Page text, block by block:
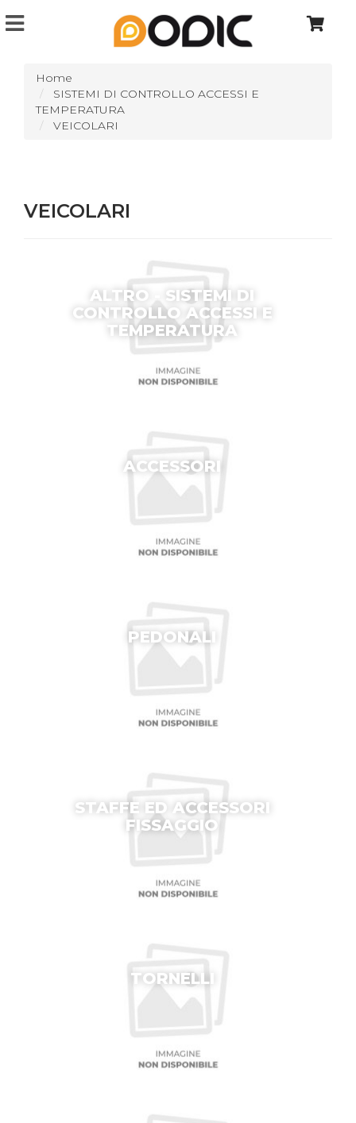
Home
SISTEMI DI CONTROLLO ACCESSI E
TEMPERATURA
VEICOLARI
VEICOLARI
ALTRO - SISTEMI DI
CONTROLLO ACCESSI E
TEMPERATURA
ACCESSORI
PEDONALI
STAFFE ED ACCESSORI
FISSAGGIO
TORNELLI